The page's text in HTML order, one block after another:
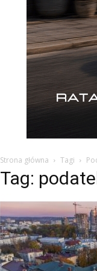
Strona główna Tagi
Tag: